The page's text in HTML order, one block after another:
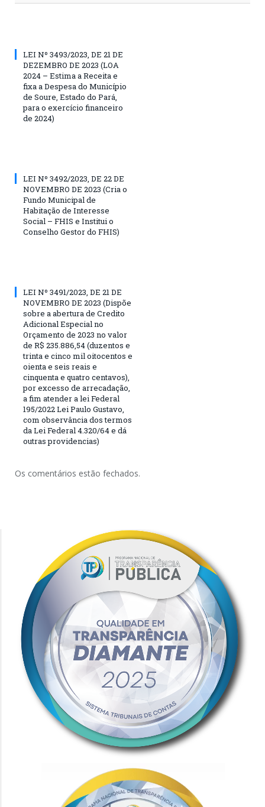
LEI Nº 3493/2023, DE 21 DE
DEZEMBRO DE 2023 (LOA
2024 – Estima a Receita e
fixa a Despesa do Município
de Soure, Estado do Pará,
para o exercício financeiro
de 2024)
LEI Nº 3492/2023, DE 22 DE
NOVEMBRO DE 2023 (Cria o
Fundo Municipal de
Habitação de Interesse
Social – FHIS e Institui o
Conselho Gestor do FHIS)
LEI Nº 3491/2023, DE 21 DE
NOVEMBRO DE 2023 (Dispõe
sobre a abertura de Credito
Adicional Especial no
Orçamento de 2023 no valor
de R$ 235.886,54 (duzentos e
trinta e cinco mil oitocentos e
oienta e seis reais e
cinquenta e quatro centavos),
por excesso de arrecadação,
a fim atender a lei Federal
195/2022 Lei Paulo Gustavo,
com observância dos termos
da Lei Federal 4.320/64 e dá
outras providencias)
Os comentários estão fechados.